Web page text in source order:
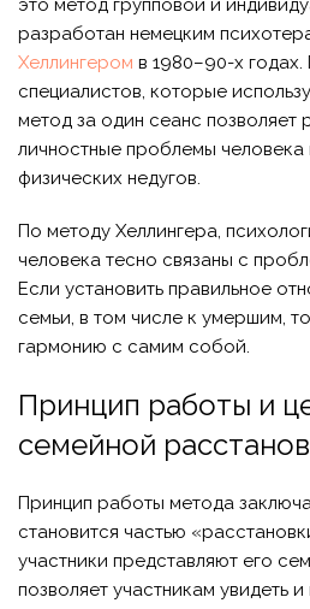
разработан немецким
Хеллингером в 1980–90-х
специалистов, которые
метод за один сеанс позволяет
личностные проблемы человека
физических недугов.
По методу Хеллингера,
человека тесно связаны с
Если установить правильное
семьи, в том числе к умершим,
гармонию с самим собой.
Принцип работы и
семейной
Принцип работы метода
становится частью
участники представляют его
позволяет участникам увидеть